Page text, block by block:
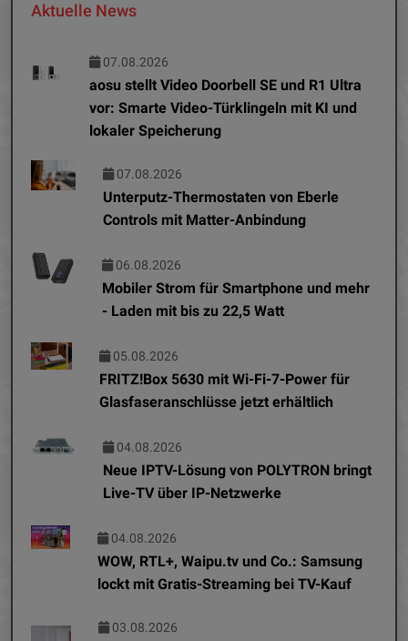
Aktuelle News
07.08.2026
aosu stellt Video Doorbell SE und R1 Ultra
vor: Smarte Video-Türklingeln mit KI und
lokaler Speicherung
07.08.2026
Unterputz-Thermostaten von Eberle
Controls mit Matter-Anbindung
06.08.2026
Mobiler Strom für Smartphone und mehr
- Laden mit bis zu 22,5 Watt
05.08.2026
FRITZ!Box 5630 mit Wi-Fi-7-Power für
Glasfaseranschlüsse jetzt erhältlich
04.08.2026
Neue IPTV-Lösung von POLYTRON bringt
Live-TV über IP-Netzwerke
04.08.2026
WOW, RTL+, Waipu.tv und Co.: Samsung
lockt mit Gratis-Streaming bei TV-Kauf
03.08.2026